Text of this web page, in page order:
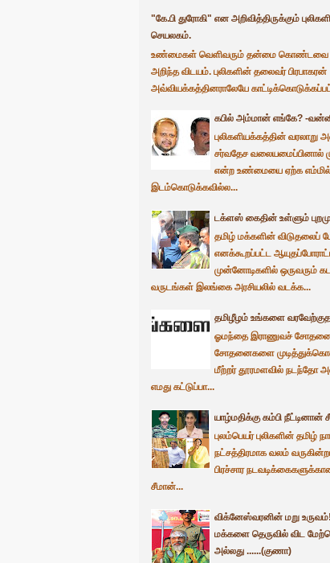
"கே.பி துரோகி" என அறிவித்திருக்கும்
செயலகம்.
உண்மைகள் வெளிவரும் தன்மை கொண்டவை
அறிந்த விடயம். புலிகளின் தலைவர் பிரபாகரன்
அவ்வியக்கத்தினராலேயே
கபில் அம்மான் எங்கே? -
புலிகளியக்கத்தின் வரலாறு
சர்வதேச வலையமைப்பினால்
என்ற உண்மையை ஏற்க எம்மில்
இடம்கொடுக்கவில்ல...
டக்ளஸ் கைதின் உள்ளும்
தமிழ் மக்களின் விடுதலைப்
எனக்கூறப்பட்ட
முன்னோடிகளில் ஒருவரும்
வருடங்கள் இலங்கை அரசியலில் வடக்க...
தமிழீழம் உங்களை
ஓமந்தை இராணுவச் சோதனை
சோதனைகளை
மீற்றர் தூரமளவில் நடந்தோ
எமது கட்டுப்பா...
யாழ்மதிக்கு கம்பி நீட்டினான்
புலம்பெயர் புலிகளின் தமிழ்
நட்சத்திரமாக வலம்
பிரச்சார
சீமான்...
விக்னேஸ்வரனின் மறு உருவம்!
மக்களை தெருவில் விட
அல்லது ......(குணா)